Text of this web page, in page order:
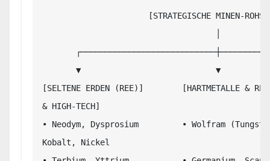
[SELTENE ERDEN (REE)]        [HARTMETALLE &
& HIGH-TECH]
• Neodym, Dysprosium         • Wolfram
Kobalt, Nickel